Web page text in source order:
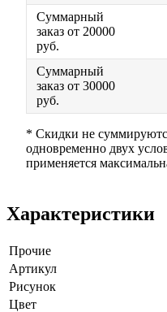
Суммарный
заказ от 20000
руб.
Суммарный
заказ от 30000
руб.
* Скидки не
одновременно двух
применяется
Характеристики
Прочие
Артикул
Рисунок
Цвет